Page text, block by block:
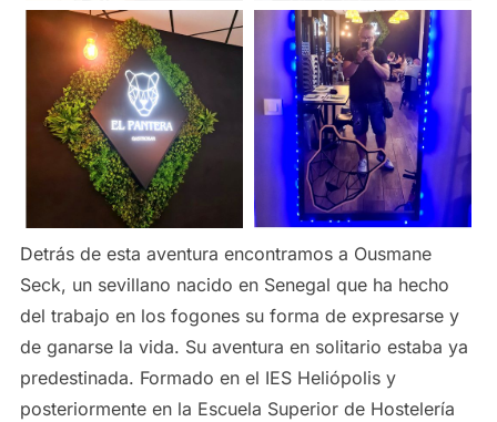
Detrás de esta aventura encontramos a Ousmane
Seck, un sevillano nacido en Senegal que ha hecho
del trabajo en los fogones su forma de expresarse y
de ganarse la vida. Su aventura en solitario estaba ya
predestinada. Formado en el IES Heliópolis y
posteriormente en la Escuela Superior de Hostelería